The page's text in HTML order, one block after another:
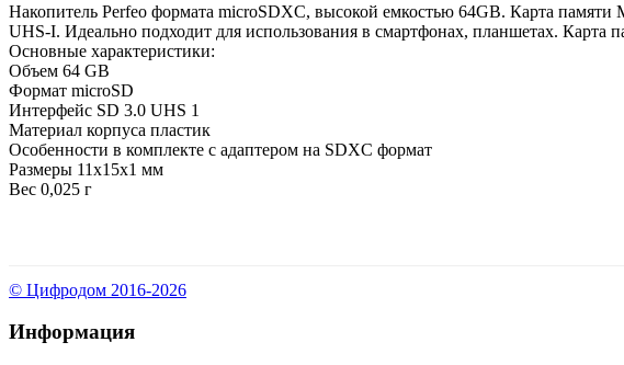
Накопитель Perfeo формата microSDXC, высокой емкостью 64GB. Карта
UHS-I. Идеально подходит для использования в смартфонах, планшетах.
Основные характеристики:
Объем 64 GB
Формат microSD
Интерфейс SD 3.0 UHS 1
Материал корпуса пластик
Особенности в комплекте с адаптером на SDXC формат
Размеры 11х15х1 мм
Вес 0,025 г
© Цифродом 2016-2026
Информация